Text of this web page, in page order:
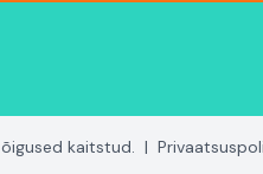
kaitstud. |